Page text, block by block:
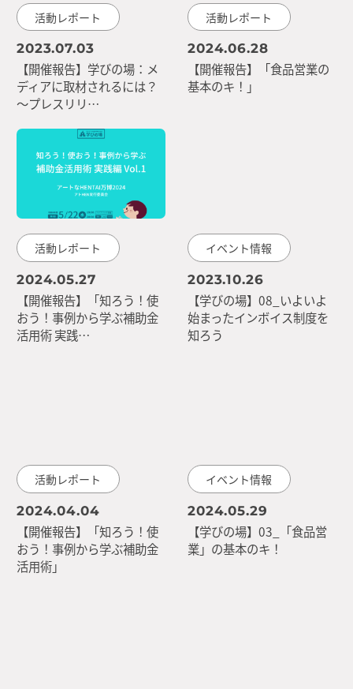
活動レポート
2023.07.03
【開催報告】学びの場：メ
ディアに取材されるには？
～プレスリリ…
活動レポート
2024.06.28
【開催報告】「食品営業の
基本のキ！」
活動レポート
2024.05.27
【開催報告】「知ろう！使
おう！事例から学ぶ補助金
活用術 実践…
イベント情報
2023.10.26
【学びの場】08_いよいよ
始まったインボイス制度を
知ろう
活動レポート
2024.04.04
【開催報告】「知ろう！使
おう！事例から学ぶ補助金
活用術」
イベント情報
2024.05.29
【学びの場】03_「食品営
業」の基本のキ！